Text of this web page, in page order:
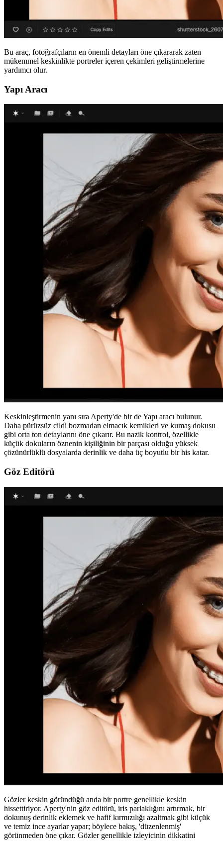
Bu araç, fotoğrafçıların en önemli detayları öne çıkararak zaten
mükemmel keskinlikte portreler içeren çekimleri geliştirmelerine
yardımcı olur.
Yapı Aracı
Keskinleştirmenin yanı sıra Aperty'de bir de Yapı aracı bulunur.
Daha pürüzsüz cildi bozmadan elmacık kemikleri ve kumaş dokusu
gibi orta ton detaylarını öne çıkarır. Bu nazik kontrol, özellikle
küçük dokuların öznenin kişiliğinin bir parçası olduğu yüksek
çözünürlüklü dosyalarda derinlik ve daha üç boyutlu bir his katar.
Göz Editörü
Gözler keskin göründüğü anda bir portre genellikle keskin
hissettiriyor. Aperty'nin göz editörü, iris parlaklığını artırmak, bir
dokunuş derinlik eklemek ve hafif kırmızılığı azaltmak gibi küçük
ve temiz ince ayarlar yapar; böylece bakış, 'düzenlenmiş'
görünmeden öne çıkar. Gözler genellikle izleyicinin dikkatini